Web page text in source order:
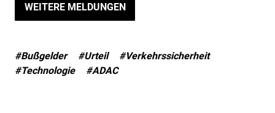
WEITERE MELDUNGEN
#Bußgelder #Urteil
#Verkehrssicherheit
#Technologie
#ADAC